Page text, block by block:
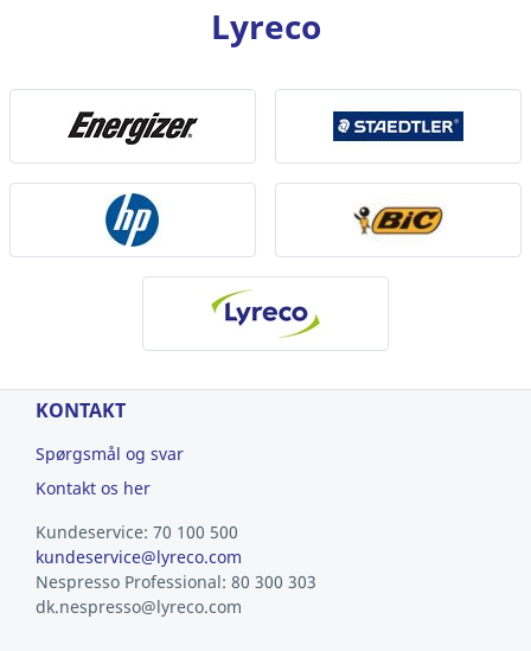
Lyreco
KONTAKT
Spørgsmål og svar
Kontakt os her
Kundeservice: 70 100 500
kundeservice@lyreco.com
Nespresso Professional: 80 300 303
dk.nespresso@lyreco.com